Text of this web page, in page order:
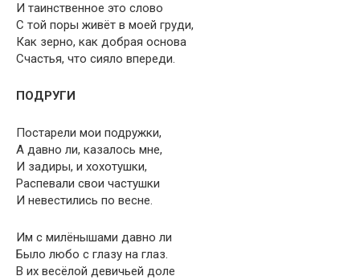
И таинственное это слово
С той поры живёт в моей груди,
Как зерно, как добрая основа
Счастья, что сияло впереди.
ПОДРУГИ
Постарели мои подружки,
А давно ли, казалось мне,
И задиры, и хохотушки,
Распевали свои частушки
И невестились по весне.
Им с милёнышами давно ли
Было любо с глазу на глаз.
В их весёлой девичьей доле